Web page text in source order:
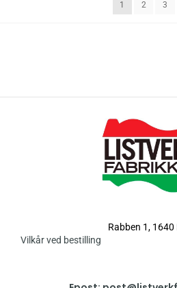
1 2 3
Rabben 1, 1640
Vilkår ved bestilling